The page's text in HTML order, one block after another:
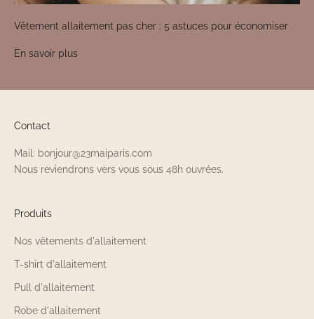
Vêtement allaitement pas cher : 5 astuces pour économiser
En savoir plus
Contact
Mail: bonjour@23maiparis.com
Nous reviendrons vers vous sous 48h ouvrées.
Produits
Nos vêtements d'allaitement
T-shirt d'allaitement
Pull d'allaitement
Robe d'allaitement